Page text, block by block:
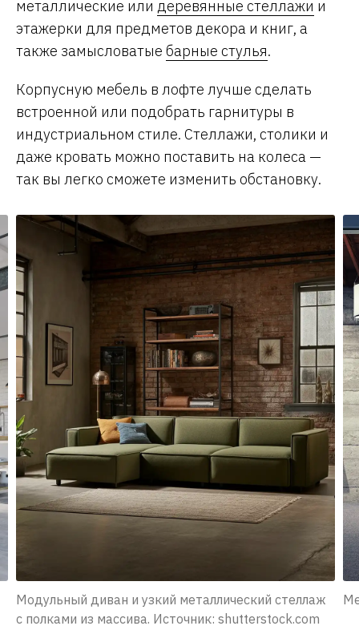
металлические или деревянные стеллажи и
этажерки для предметов декора и книг, а
также замысловатые барные стулья.
Корпусную мебель в лофте лучше сделать
встроенной или подобрать гарнитуры в
индустриальном стиле. Стеллажи, столики и
даже кровать можно поставить на колеса —
так вы легко сможете изменить обстановку.
Модульный диван и узкий металлический стеллаж
с полками из массива. Источник: shutterstock.com